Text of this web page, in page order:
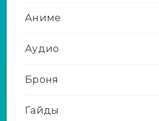
Аниме
Аудио
Броня
Гайды